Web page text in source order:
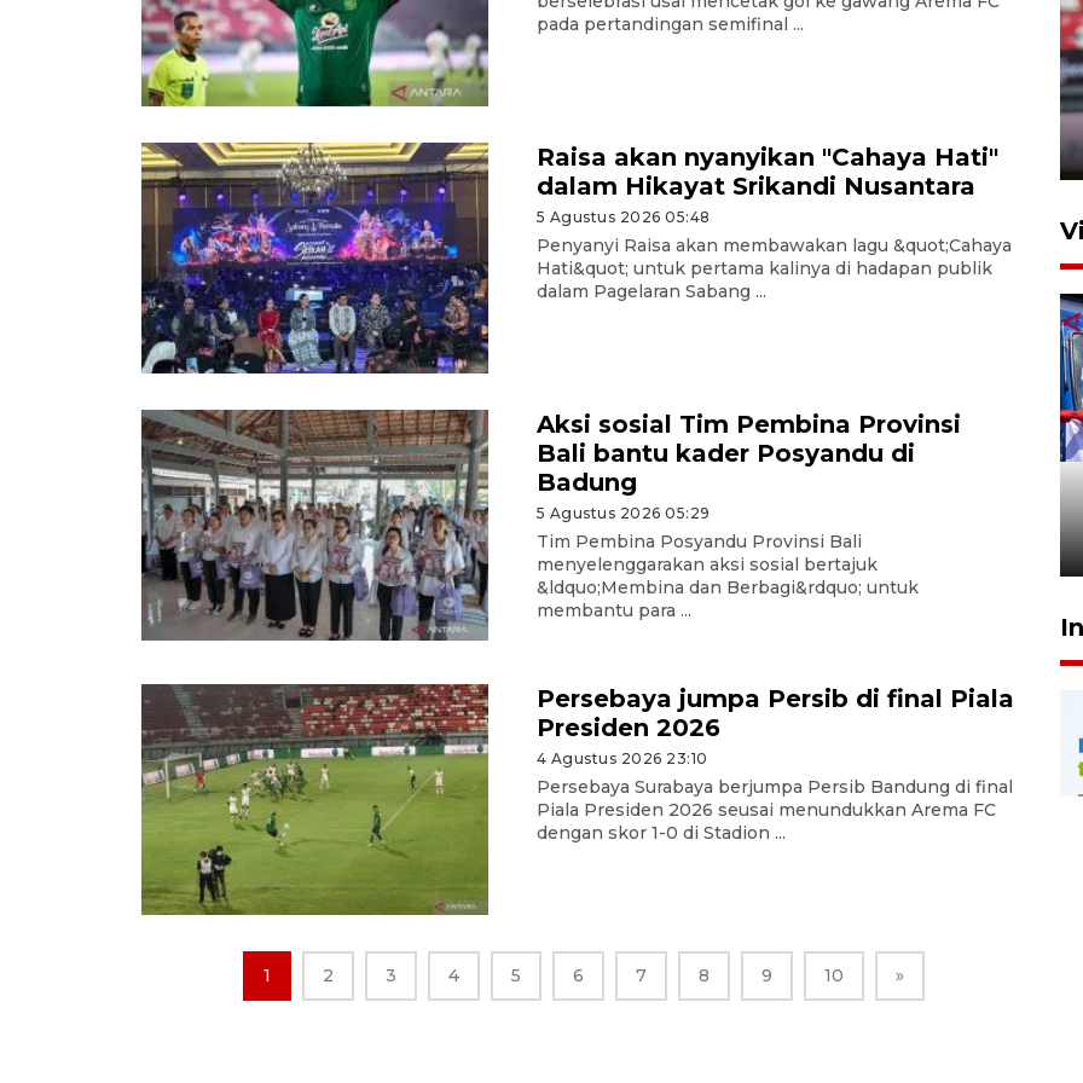
pada pertandingan semifinal ...
Raisa akan nyanyikan "Cahaya Hati"
dalam Hikayat Srikandi Nusantara
5 Agustus 2026 05:48
Penyanyi Raisa akan membawakan lagu &quot;Cahaya
Hati&quot; untuk pertama kalinya di hadapan publik
dalam Pagelaran Sabang ...
Aksi sosial Tim Pembina Provinsi
Bali bantu kader Posyandu di
Badung
5 Agustus 2026 05:29
Tim Pembina Posyandu Provinsi Bali
menyelenggarakan aksi sosial bertajuk
&ldquo;Membina dan Berbagi&rdquo; untuk
membantu para ...
Persebaya jumpa Persib di final Piala
Presiden 2026
4 Agustus 2026 23:10
Persebaya Surabaya berjumpa Persib Bandung di final
Piala Presiden 2026 seusai menundukkan Arema FC
dengan skor 1-0 di Stadion ...
1 2 3 4 5 6 7 8 9 10 »
4 Agustus 2026 20:10
Apresiasi Desak Made,
standar internasional
24 Juli 2026 20:25